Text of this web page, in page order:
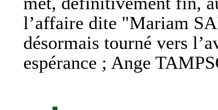
l’affaire dite "Mariam
désormais tourné vers
espérance ; Ange